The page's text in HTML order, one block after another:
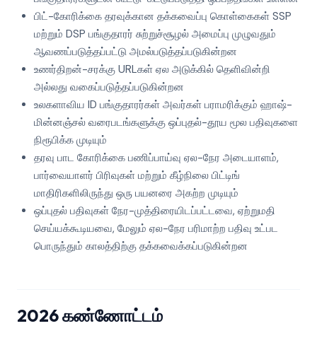
பிட்-கோரிக்கை தரவுக்கான தக்கவைப்பு கொள்கைகள் SSP
மற்றும் DSP பங்குதாரர் சுற்றுச்சூழல் அமைப்பு முழுவதும்
ஆவணப்படுத்தப்பட்டு அமல்படுத்தப்படுகின்றன
உணர்திறன்-சரக்கு URLகள் ஏல அடுக்கில் தெளிவின்றி
அல்லது வகைப்படுத்தப்படுகின்றன
உலகளாவிய ID பங்குதாரர்கள் அவர்கள் பராமரிக்கும் ஹாஷ்-
மின்னஞ்சல் வரைபடங்களுக்கு ஒப்புதல்-தூய மூல பதிவுகளை
நிரூபிக்க முடியும்
தரவு பாட கோரிக்கை பணிப்பாய்வு ஏல-நேர அடையாளம்,
பார்வையாளர் பிரிவுகள் மற்றும் கீழ்நிலை பிட்டிங்
மாதிரிகளிலிருந்து ஒரு பயனரை அகற்ற முடியும்
ஒப்புதல் பதிவுகள் நேர-முத்திரையிடப்பட்டவை, ஏற்றுமதி
செய்யக்கூடியவை, மேலும் ஏல-நேர பரிமாற்ற பதிவு உட்பட
பொருந்தும் காலத்திற்கு தக்கவைக்கப்படுகின்றன
2026 கண்ணோட்டம்